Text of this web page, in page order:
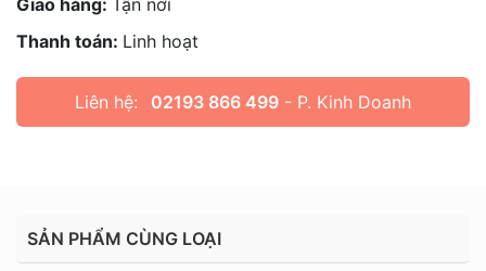
Thanh toán: Linh hoạt
Liên hệ: 02193 866 499 - P. Kinh Doanh
SẢN PHẨM CÙNG LOẠI